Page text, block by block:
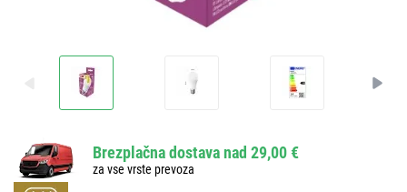
Brezplačna dostava nad 29,00 €
za vse vrste prevoza